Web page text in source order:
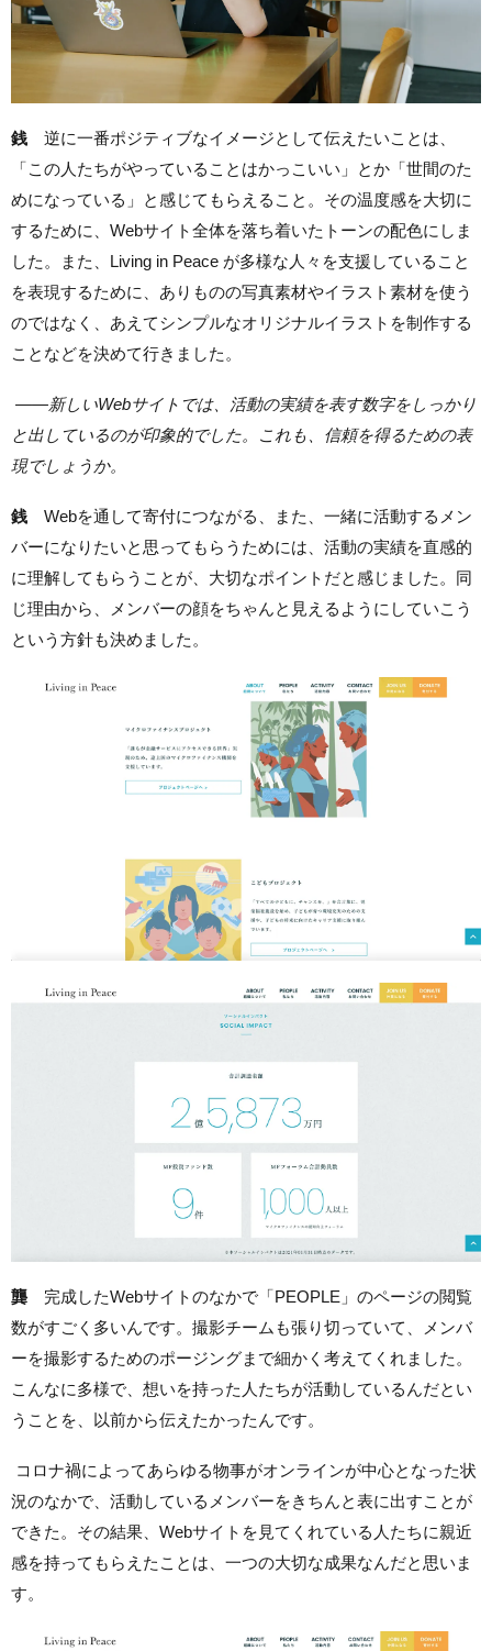
銭 逆に一番ポジティブなイメージとして伝えたいことは、
「この人たちがやっていることはかっこいい」とか「世間のた
めになっている」と感じてもらえること。その温度感を大切に
するために、Webサイト全体を落ち着いたトーンの配色にしま
した。また、Living in Peace が多様な人々を支援していること
を表現するために、ありものの写真素材やイラスト素材を使う
のではなく、あえてシンプルなオリジナルイラストを制作する
ことなどを決めて行きました。
——新しいWebサイトでは、活動の実績を表す数字をしっかり
と出しているのが印象的でした。これも、信頼を得るための表
現でしょうか。
銭 Webを通して寄付につながる、また、一緒に活動するメン
バーになりたいと思ってもらうためには、活動の実績を直感的
に理解してもらうことが、大切なポイントだと感じました。同
じ理由から、メンバーの顔をちゃんと見えるようにしていこう
という方針も決めました。
龔 完成したWebサイトのなかで「PEOPLE」のページの閲覧
数がすごく多いんです。撮影チームも張り切っていて、メンバ
ーを撮影するためのポージングまで細かく考えてくれました。
こんなに多様で、想いを持った人たちが活動しているんだとい
うことを、以前から伝えたかったんです。
コロナ禍によってあらゆる物事がオンラインが中心となった状
況のなかで、活動しているメンバーをきちんと表に出すことが
できた。その結果、Webサイトを見てくれている人たちに親近
感を持ってもらえたことは、一つの大切な成果なんだと思いま
す。